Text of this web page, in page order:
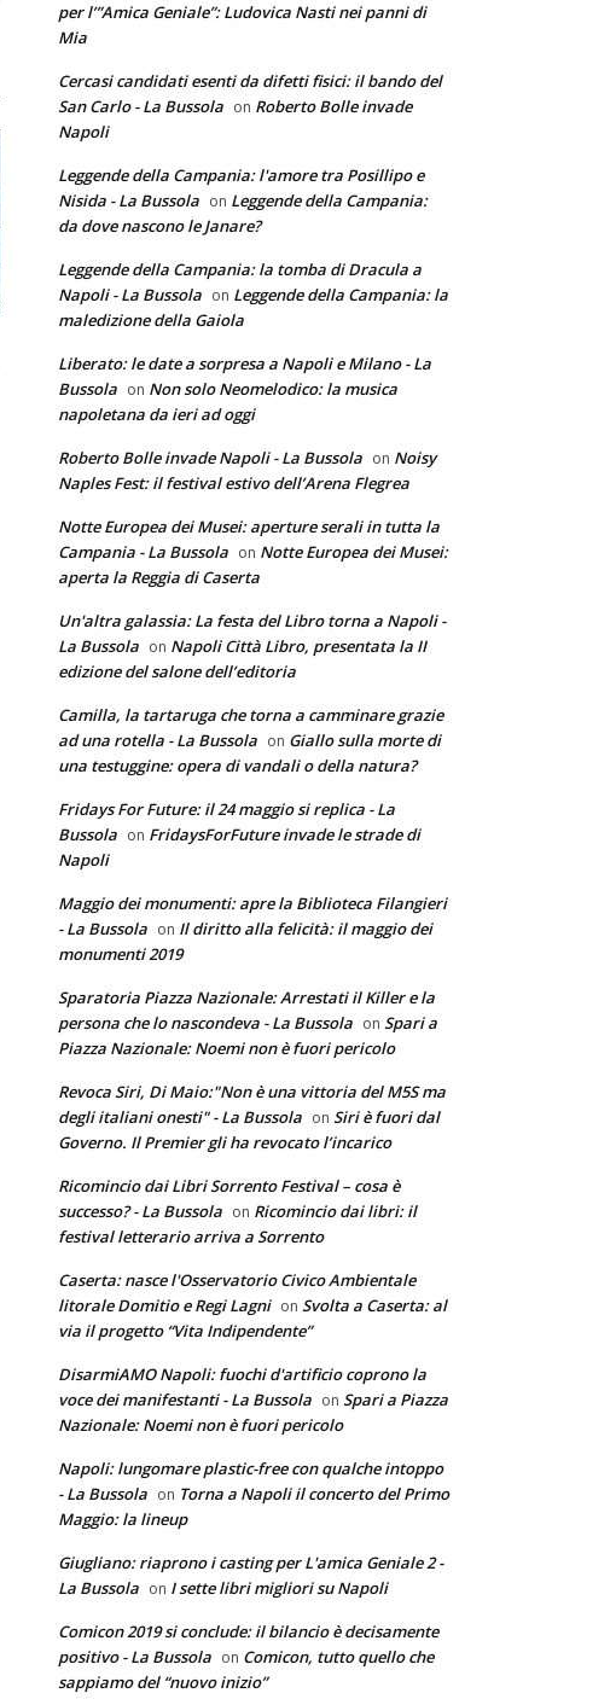
per l’”Amica Geniale”: Ludovica Nasti nei panni di
Mia
Cercasi candidati esenti da difetti fisici: il bando del
San Carlo - La Bussola on Roberto Bolle invade
Napoli
Leggende della Campania: l'amore tra Posillipo e
Nisida - La Bussola on Leggende della Campania:
da dove nascono le Janare?
Leggende della Campania: la tomba di Dracula a
Napoli - La Bussola on Leggende della Campania: la
maledizione della Gaiola
Liberato: le date a sorpresa a Napoli e Milano - La
Bussola on Non solo Neomelodico: la musica
napoletana da ieri ad oggi
Roberto Bolle invade Napoli - La Bussola on Noisy
Naples Fest: il festival estivo dell’Arena Flegrea
Notte Europea dei Musei: aperture serali in tutta la
Campania - La Bussola on Notte Europea dei Musei:
aperta la Reggia di Caserta
Un'altra galassia: La festa del Libro torna a Napoli -
La Bussola on Napoli Città Libro, presentata la II
edizione del salone dell’editoria
Camilla, la tartaruga che torna a camminare grazie
ad una rotella - La Bussola on Giallo sulla morte di
una testuggine: opera di vandali o della natura?
Fridays For Future: il 24 maggio si replica - La
Bussola on FridaysForFuture invade le strade di
Napoli
Maggio dei monumenti: apre la Biblioteca Filangieri
- La Bussola on Il diritto alla felicità: il maggio dei
monumenti 2019
Sparatoria Piazza Nazionale: Arrestati il Killer e la
persona che lo nascondeva - La Bussola on Spari a
Piazza Nazionale: Noemi non è fuori pericolo
Revoca Siri, Di Maio:"Non è una vittoria del M5S ma
degli italiani onesti" - La Bussola on Siri è fuori dal
Governo. Il Premier gli ha revocato l’incarico
Ricomincio dai Libri Sorrento Festival – cosa è
successo? - La Bussola on Ricomincio dai libri: il
festival letterario arriva a Sorrento
Caserta: nasce l'Osservatorio Civico Ambientale
litorale Domitio e Regi Lagni on Svolta a Caserta: al
via il progetto “Vita Indipendente”
DisarmiAMO Napoli: fuochi d'artificio coprono la
voce dei manifestanti - La Bussola on Spari a Piazza
Nazionale: Noemi non è fuori pericolo
Napoli: lungomare plastic-free con qualche intoppo
- La Bussola on Torna a Napoli il concerto del Primo
Maggio: la lineup
Giugliano: riaprono i casting per L'amica Geniale 2 -
La Bussola on I sette libri migliori su Napoli
Comicon 2019 si conclude: il bilancio è decisamente
positivo - La Bussola on Comicon, tutto quello che
sappiamo del “nuovo inizio”